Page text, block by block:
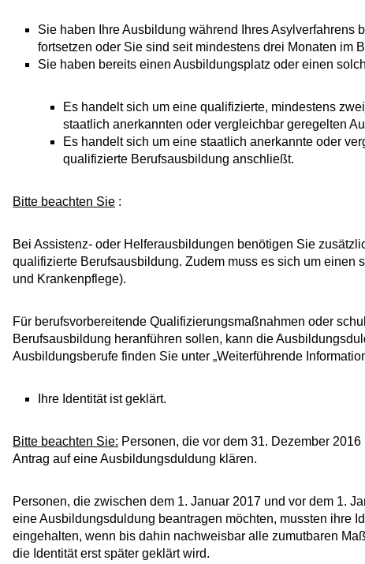
Sie haben Ihre Ausbildung während Ihres Asylverfahrens
fortsetzen oder Sie sind seit mindestens drei Monaten im
Sie haben bereits einen Ausbildungsplatz oder einen
Es handelt sich um eine qualifizierte, mindestens
staatlich anerkannten oder vergleichbar geregelten
Es handelt sich um eine staatlich anerkannte oder
qualifizierte Berufsausbildung anschließt.
Bitte beachten Sie :
Bei Assistenz- oder Helferausbildungen benötigen Sie
qualifizierte Berufsausbildung. Zudem muss es sich um einen
und Krankenpflege).
Für berufsvorbereitende Qualifizierungsmaßnahmen oder
Berufsausbildung heranführen sollen, kann die
Ausbildungsberufe finden Sie unter „Weiterführende
Ihre Identität ist geklärt.
Bitte beachten Sie: Personen, die vor dem 31. Dezember
Antrag auf eine Ausbildungsduldung klären.
Personen, die zwischen dem 1. Januar 2017 und vor dem 1.
eine Ausbildungsduldung beantragen möchten, mussten ihre
eingehalten, wenn bis dahin nachweisbar alle zumutbaren
die Identität erst später geklärt wird.